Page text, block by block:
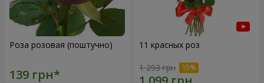
Роза розовая (поштучно) 11 красных роз
1 293 грн